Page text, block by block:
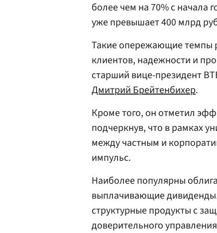
более чем на 70% с начала
уже превышает 400 млрд
Такие опережающие темпы
клиентов, надежности и
старший вице-президент
Дмитрий Брейтенбихер.
Кроме того, он отметил
подчеркнув, что в рамках
между частным и
импульс.
Наиболее популярны
выплачивающие
структурные продукты с
доверительного